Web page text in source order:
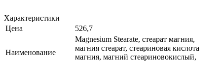
Характеристики
Цена
526,7
Наименование
Magnesium Stearate, стеарат магния,
магния стеарат, стеариновая кислота
магния, магний стеариновокислый,